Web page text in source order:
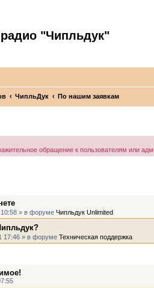
"Чипльдук"
ЧипльДук По нашим заявкам
обращение к пользователям или
10:58 » в форуме Чипльдук Unlimited
17:46 » в форуме Техническая поддержка